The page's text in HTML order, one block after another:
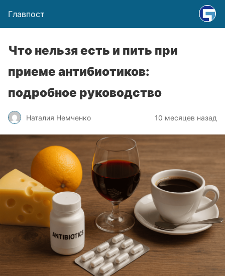
Главпост
Что нельзя есть и пить при
приеме антибиотиков:
подробное руководство
Наталия Немченко 10 месяцев назад